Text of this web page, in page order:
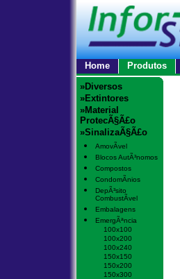
Home Produtos
»Diversos
»Extintores
»Material
ProtecÃ§Ã£o
»SinalizaÃ§Ã£o
AmovÃ­vel
Blocos AutÃ³nomos
Compostos
CondomÃ­nios
DepÃ³sito
CombustÃ­vel
Embalagens
EmergÃªncia
100x100
100x200
100x240
150x150
150x200
150x300